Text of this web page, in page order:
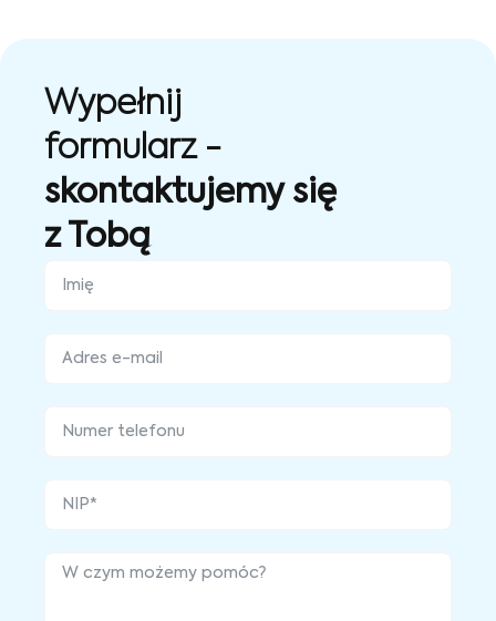
Wypełnij
formularz -
skontaktujemy się
z Tobą